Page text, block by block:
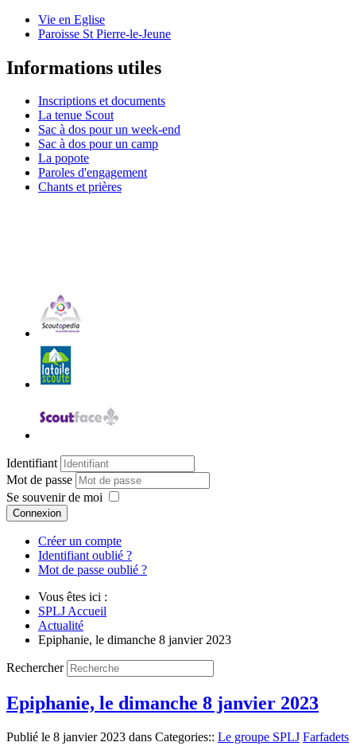
Vie en Eglise
Paroisse St Pierre-le-Jeune
Informations utiles
Inscriptions et documents
La tenue Scout
Sac à dos pour un week-end
Sac à dos pour un camp
La popote
Paroles d'engagement
Chants et prières
Identifiant
Mot de passe
Se souvenir de moi
Connexion
Créer un compte
Identifiant oublié ?
Mot de passe oublié ?
Vous êtes ici :
SPLJ Accueil
Actualité
Epiphanie, le dimanche 8 janvier 2023
Rechercher
Epiphanie, le dimanche 8 janvier 2023
Publié le 8 janvier 2023 dans Categories:: Le groupe SPLJ Farfadets